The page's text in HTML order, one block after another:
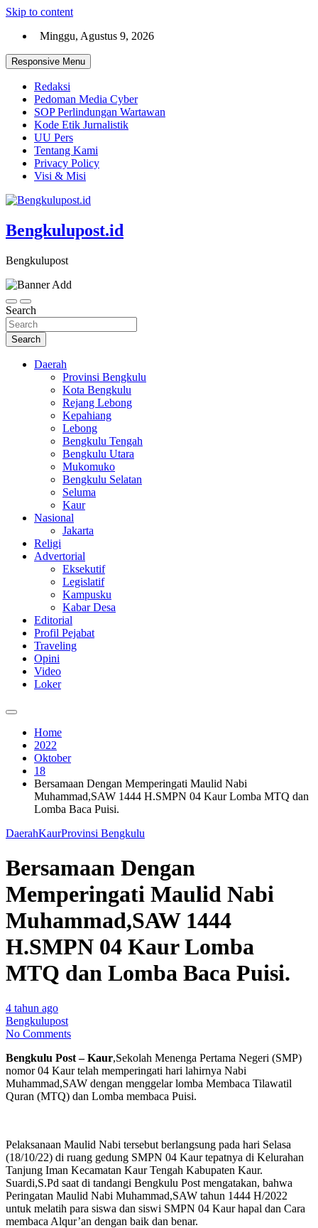
Skip to content
Minggu, Agustus 9, 2026
Responsive Menu
Redaksi
Pedoman Media Cyber
SOP Perlindungan Wartawan
Kode Etik Jurnalistik
UU Pers
Tentang Kami
Privacy Policy
Visi & Misi
Bengkulupost.id
Bengkulupost
Search
Search
Daerah
Provinsi Bengkulu
Kota Bengkulu
Rejang Lebong
Kepahiang
Lebong
Bengkulu Tengah
Bengkulu Utara
Mukomuko
Bengkulu Selatan
Seluma
Kaur
Nasional
Jakarta
Religi
Advertorial
Eksekutif
Legislatif
Kampusku
Kabar Desa
Editorial
Profil Pejabat
Traveling
Opini
Video
Loker
Home
2022
Oktober
18
Bersamaan Dengan Memperingati Maulid Nabi
Muhammad,SAW 1444 H.SMPN 04 Kaur Lomba MTQ dan
Lomba Baca Puisi.
DaerahKaurProvinsi Bengkulu
Bersamaan Dengan
Memperingati Maulid Nabi
Muhammad,SAW 1444
H.SMPN 04 Kaur Lomba
MTQ dan Lomba Baca Puisi.
4 tahun ago
Bengkulupost
No Comments
Bengkulu Post – Kaur,Sekolah Menenga Pertama Negeri (SMP)
nomor 04 Kaur telah memperingati hari lahirnya Nabi
Muhammad,SAW dengan menggelar lomba Membaca Tilawatil
Quran (MTQ) dan Lomba membaca Puisi.
Pelaksanaan Maulid Nabi tersebut berlangsung pada hari Selasa
(18/10/22) di ruang gedung SMPN 04 Kaur tepatnya di Kelurahan
Tanjung Iman Kecamatan Kaur Tengah Kabupaten Kaur.
Suardi,S.Pd saat di tandangi Bengkulu Post mengatakan, bahwa
Peringatan Maulid Nabi Muhammad,SAW tahun 1444 H/2022
untuk melatih para siswa dan siswi SMPN 04 Kaur hapal dan Cara
membaca Alqur’an dengan baik dan benar.